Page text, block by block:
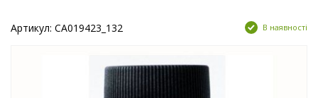
Артикул: CA019423_132 В наявності